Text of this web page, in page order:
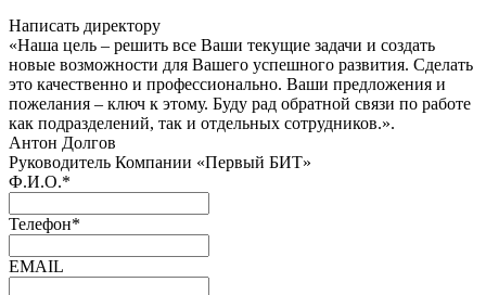
Написать директору
«Наша цель – решить все Ваши текущие задачи и создать
новые возможности для Вашего успешного развития. Сделать
это качественно и профессионально. Ваши предложения и
пожелания – ключ к этому. Буду рад обратной связи по работе
как подразделений, так и отдельных сотрудников.».
Антон Долгов
Руководитель Компании «Первый БИТ»
Ф.И.О.*
Телефон*
EMAIL